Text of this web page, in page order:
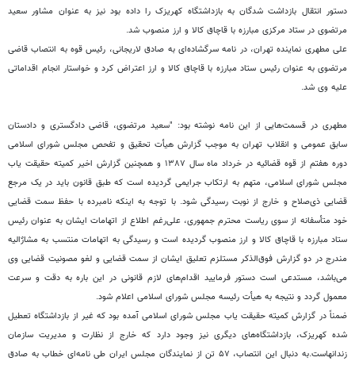
دستور انتقال بازداشت شدگان به بازداشتگاه کهریزک را داده بود نیز به عنوان مشاور سعید
مرتضوی در ستاد مرکزی مبارزه با قاچاق کالا و ارز منصوب شد.
علی مطهری نماینده تهران، در نامه سرگشاده‌ای به صادق لاریجانی، رئیس قوه به انتصاب قاضی
مرتضوی به عنوان رئیس ستاد مبارزه با قاچاق کالا و ارز اعتراض کرد و خواستار انجام اقداماتی
علیه وی شد.
مطهری در قسمت‌هایی از این نامه نوشته بود: "سعید مرتضوی، قاضی دادگستری و دادستان
سابق عمومی و انقلاب تهران به موجب گزارش هیأت تحقیق و تفحص مجلس شورای اسلامی
دوره هفتم از قوه قضائیه در خرداد ماه سال ۱۳۸۷ و همچنین گزارش اخیر کمیته حقیقت یاب
مجلس شورای اسلامی، متهم به ارتکاب جرایمی گردیده است که طبق قانون باید در یک مرجع
قضایی ذی‌صلاح و خارج از نوبت رسیدگی شود. با توجه به اینکه نامبرده با حفظ سمت قضایی
خود متأسفانه از سوی ریاست محترم جمهوری، علی‌رغم اطلاع از اتهامات ایشان به عنوان رئیس
ستاد مبارزه با قاچاق کالا و ارز منصوب گردیده است و رسیدگی به اتهامات منتسب به مشارٌ‌الیه
مندرج در دو گزارش فوق‌الذکر مستلزم تعلیق ایشان از سمت قضایی و لغو مصونیت قضایی وی
می‌باشد، مستدعی است دستور فرمایید اقدام‌های لازم قانونی در این باره به دقت و سرعت
معمول گردد و نتیجه به هیأت رئیسه مجلس شورای اسلامی اعلام شود.
ضمناً در گزارش کمیته حقیقت یاب مجلس شورای اسلامی آمده بود که غیر از بازداشتگاه تعطیل
شده کهریزک، بازداشتگاه‌های دیگری نیز وجود دارد که خارج از نظارت و مدیریت سازمان
زندانهاست.به دنبال این انتصاب، ۵۷ تن از نمایندگان مجلس ایران طی نامه‌ای خطاب به صادق